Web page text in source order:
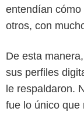
entendían
otros, con
De esta
sus perfiles
le respaldaron.
fue lo único que